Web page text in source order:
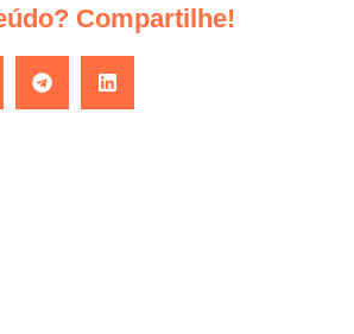
Compartilhe!